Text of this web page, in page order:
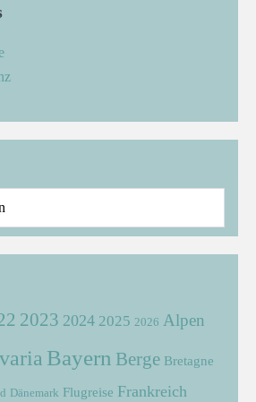
2023 2024 2025 2026 Alpen
Bayern Berge Bretagne
Dänemark Flugreise Frankreich